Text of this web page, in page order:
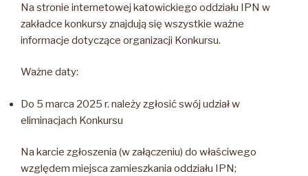
Na stronie internetowej katowickiego oddziału IPN w
zakładce konkursy znajdują się wszystkie ważne
informacje dotyczące organizacji Konkursu.
Ważne daty:
Do 5 marca 2025 r. należy zgłosić swój udział w
eliminacjach Konkursu
Na karcie zgłoszenia (w załączeniu) do właściwego
względem miejsca zamieszkania oddziału IPN;